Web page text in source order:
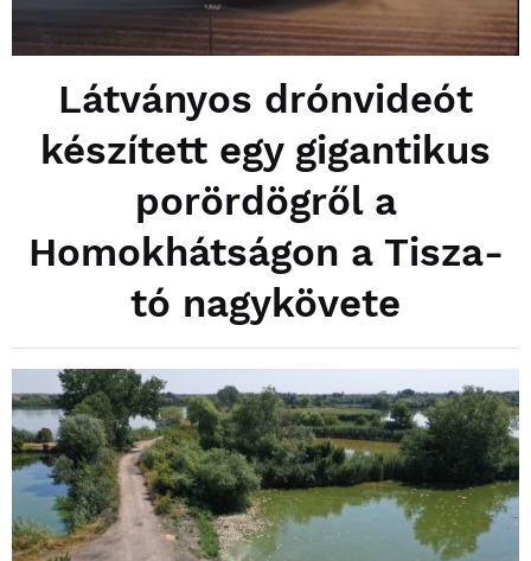
Látványos drónvideót
készített egy gigantikus
porördögről a
Homokhátságon a Tisza-
tó nagykövete